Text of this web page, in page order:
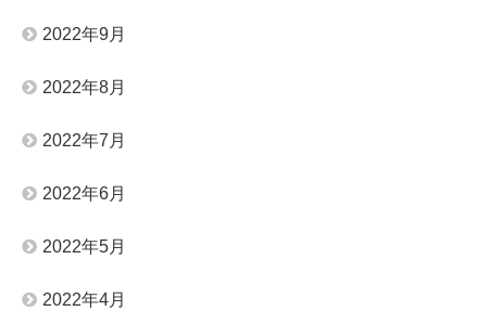
2022年9月
2022年8月
2022年7月
2022年6月
2022年5月
2022年4月